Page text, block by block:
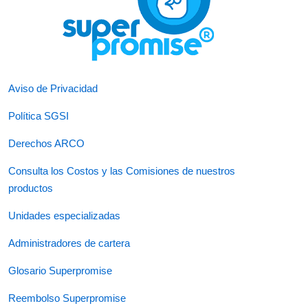
Aviso de Privacidad
Política SGSI
Derechos ARCO
Consulta los Costos y las Comisiones de nuestros
productos
Unidades especializadas
Administradores de cartera
Glosario Superpromise
Reembolso Superpromise